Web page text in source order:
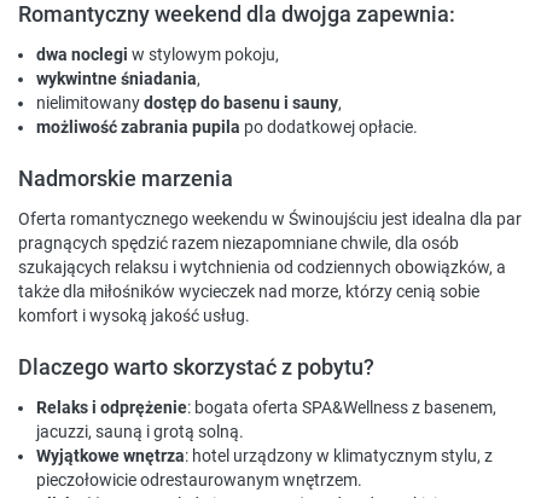
Romantyczny weekend dla dwojga zapewnia:
dwa noclegi w stylowym pokoju,
wykwintne śniadania,
nielimitowanydostęp do basenu i sauny,
możliwość zabrania pupila po dodatkowej opłacie.
Nadmorskie marzenia
Oferta romantycznego weekendu w Świnoujściu jest idealna dla par
pragnących spędzić razem niezapomniane chwile, dla osób
szukających relaksu i wytchnienia od codziennych obowiązków, a
także dla miłośników wycieczek nad morze, którzy cenią sobie
komfort i wysoką jakość usług.
Dlaczego warto skorzystać z pobytu?
Relaks i odprężenie: bogata oferta SPA&Wellness z basenem,
jacuzzi, sauną i grotą solną.
Wyjątkowe wnętrza: hotel urządzony w klimatycznym stylu, z
pieczołowicie odrestaurowanym wnętrzem.